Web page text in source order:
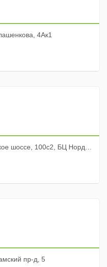
4Ак1
100с2, БЦ Норд Хаус, под. 2
пр-д, 5